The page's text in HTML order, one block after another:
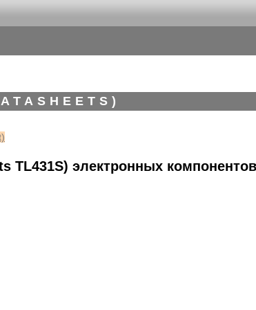
TL431S) электронных компонентов